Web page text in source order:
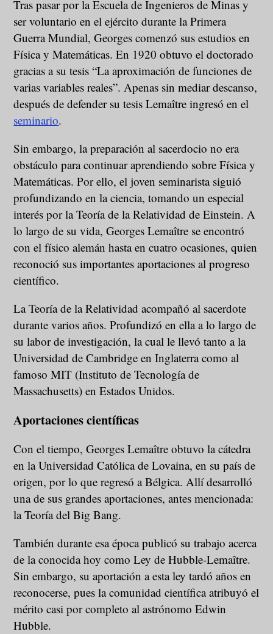
Tras pasar por la Escuela de Ingenieros de Minas y
ser voluntario en el ejército durante la Primera
Guerra Mundial, Georges comenzó sus estudios en
Física y Matemáticas. En 1920 obtuvo el doctorado
gracias a su tesis “La aproximación de funciones de
varias variables reales”. Apenas sin mediar descanso,
después de defender su tesis Lemaître ingresó en el
seminario.
Sin embargo, la preparación al sacerdocio no era
obstáculo para continuar aprendiendo sobre Física y
Matemáticas. Por ello, el joven seminarista siguió
profundizando en la ciencia, tomando un especial
interés por la Teoría de la Relatividad de Einstein. A
lo largo de su vida, Georges Lemaître se encontró
con el físico alemán hasta en cuatro ocasiones, quien
reconoció sus importantes aportaciones al progreso
científico.
La Teoría de la Relatividad acompañó al sacerdote
durante varios años. Profundizó en ella a lo largo de
su labor de investigación, la cual le llevó tanto a la
Universidad de Cambridge en Inglaterra como al
famoso MIT (Instituto de Tecnología de
Massachusetts) en Estados Unidos.
Aportaciones científicas
Con el tiempo, Georges Lemaître obtuvo la cátedra
en la Universidad Católica de Lovaina, en su país de
origen, por lo que regresó a Bélgica. Allí desarrolló
una de sus grandes aportaciones, antes mencionada:
la Teoría del Big Bang.
También durante esa época publicó su trabajo acerca
de la conocida hoy como Ley de Hubble-Lemaître.
Sin embargo, su aportación a esta ley tardó años en
reconocerse, pues la comunidad científica atribuyó el
mérito casi por completo al astrónomo Edwin
Hubble.